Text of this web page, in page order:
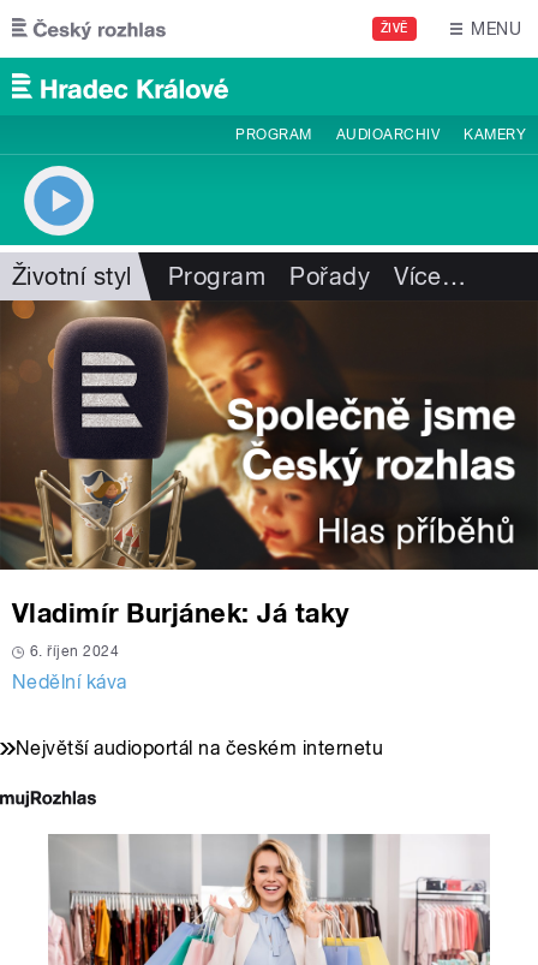
Přejít k hlavnímu obsahu
ŽIVĚ MENU
PROGRAM AUDIOARCHIV KAMERY
Životní styl Program Pořady Více…
Vladimír Burjánek: Já taky
6. říjen 2024
Nedělní káva
Největší audioportál na českém internetu